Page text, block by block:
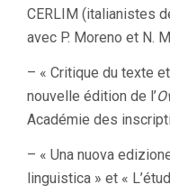
CERLIM (italianistes
avec P. Moreno et N.
– « Critique du texte
nouvelle édition de l’
Académie des
– « Una nuova
linguistica » et «